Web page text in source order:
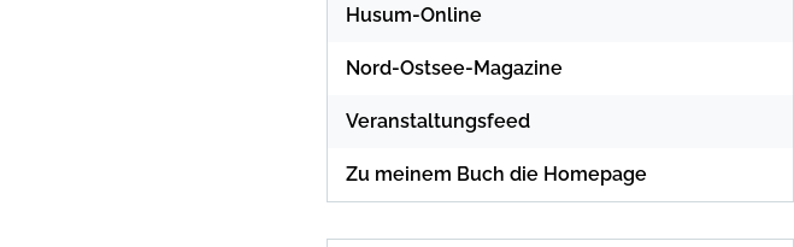
Husum-Online
Nord-Ostsee-Magazine
Veranstaltungsfeed
Zu meinem Buch die Homepage